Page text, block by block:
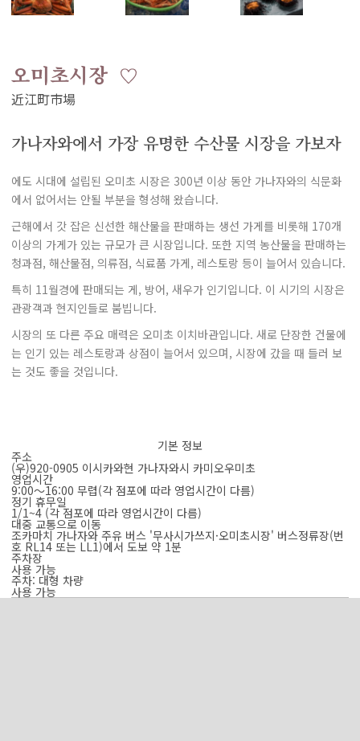
오미초시장
가나자와에서 가장 유명한 수산물 시장을 가보자
에도 시대에 설립된 오미초 시장은 300년 이상 동안 가나자와의 식문화
에서 없어서는 안될 부분을 형성해 왔습니다.
근해에서 갓 잡은 신선한 해산물을 판매하는 생선 가게를 비롯해 170개
이상의 가게가 있는 규모가 큰 시장입니다. 또한 지역 농산물을 판매하는
청과점, 해산물점, 의류점, 식료품 가게, 레스토랑 등이 늘어서 있습니다.
특히 11월경에 판매되는 게, 방어, 새우가 인기입니다. 이 시기의 시장은
관광객과 현지인들로 붐빕니다.
시장의 또 다른 주요 매력은 오미초 이치바관입니다. 새로 단장한 건물에
는 인기 있는 레스토랑과 상점이 늘어서 있으며, 시장에 갔을 때 들러 보
는 것도 좋을 것입니다.
기본 정보
주소
(우)920-0905 이시카와현 가나자와시 카미오우미초
영업시간
9:00～16:00 무렵(각 점포에 따라 영업시간이 다름)
정기 휴무일
1/1~4 (각 점포에 따라 영업시간이 다름)
대중 교통으로 이동
조카마치 가나자와 주유 버스 '무사시가쓰지·오미초시장' 버스정류장(번
호 RL14 또는 LL1)에서 도보 약 1분
주차장
사용 가능
주차: 대형 차량
사용 가능